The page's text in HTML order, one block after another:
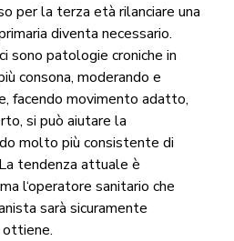
per la terza età rilanciare una
diventa necessario.
sono patologie croniche in
consona, moderando e
facendo movimento adatto,
si può aiutare la
molto più consistente di
tendenza attuale è
l‘operatore sanitario che
sarà sicuramente